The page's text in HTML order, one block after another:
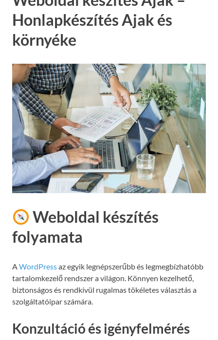
Honlapkészítés Ajak és
környéke
Weboldal készítés
folyamata
AWordPressaz egyik legnépszerűbb és legmegbízhatóbb
tartalomkezelő rendszer a világon. Könnyen kezelhető,
biztonságos és rendkívül rugalmas tökéletes választás a
szolgáltatóipar számára.
Konzultáció és igényfelmérés